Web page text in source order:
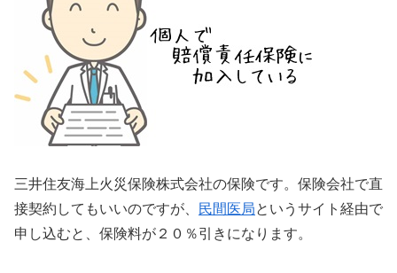
三井住友海上火災保険株式会社の保険です。保険会社で直
接契約してもいいのですが、
民間医局というサイト経由で
申し込むと、保険料が２０％引きになります。